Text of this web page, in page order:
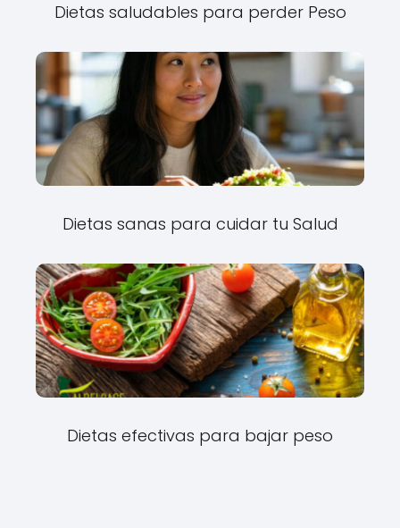
Dietas saludables para perder Peso
Dietas sanas para cuidar tu Salud
Dietas efectivas para bajar peso